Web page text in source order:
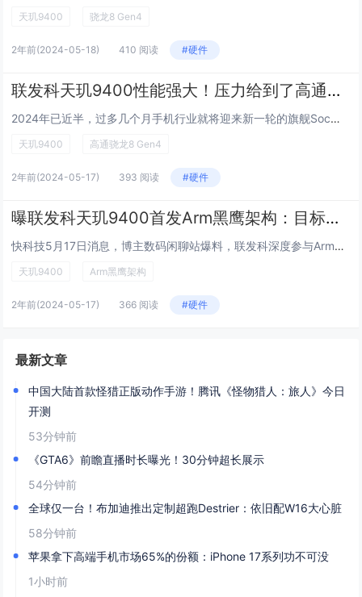
天玑9400 骁龙8 Gen4
2年前(2024-05-18) 410 阅读 #硬件
联发科天玑9400性能强大！压力给到了高通骁龙8 Gen4
2024年已近半，过多几个月手机行业就将迎来新一轮的旗舰Soc大战，近期也有不少猛料爆出来，看起来还是非常令人期待的。知名爆料博主@数码闲聊站称，天玑9400将采用台积电新一代3nm工艺，在功耗上进一步提升。核心架构应该会延续在930...
天玑9400 高通骁龙8 Gen4
2年前(2024-05-17) 393 阅读 #硬件
曝联发科天玑9400首发Arm黑鹰架构：目标是超越骁龙8 Gen4
快科技5月17日消息，博主数码闲聊站爆料，联发科深度参与Armv9新一代IP Blackhawk黑鹰的架构设计，提升很可观。天玑9400将会首发Arm黑鹰架构，目标是性能和能效超越对手高通骁龙8 Gen4。 经过内部严格验证，Arm黑...
天玑9400 Arm黑鹰架构
2年前(2024-05-17) 366 阅读 #硬件
最新文章
中国大陆首款怪猎正版动作手游！腾讯《怪物猎人：旅人》今日
开测
53分钟前
《GTA6》前瞻直播时长曝光！30分钟超长展示
54分钟前
全球仅一台！布加迪推出定制超跑Destrier：依旧配W16大心脏
58分钟前
苹果拿下高端手机市场65%的份额：iPhone 17系列功不可没
1小时前